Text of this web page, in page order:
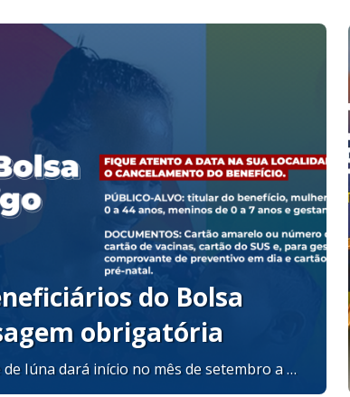
do Bolsa
obrigatória
A Secretaria de Saúde de Iúna dará início no mês de setembro a pesagem obrigatória para todos os beneficiários do Bolsa Família e do antigo Auxílio Brasil. Devem participar da pesagem o titular do benefício, mulheres de 0 a 44 anos, meninos de 0 a 7 anos e gestantes. Para a pesagem é necessário apresentar o cartão amarelo ou número do NIS, cartão de vacinas, cartão do SUS, e, para gestantes, comprovante de preventivo em dia e cartão do pré-natal. Confira nas imagens a data na sua localidade e evite o cancelamento do benefício. Setor de Comunicação Institucional comunicacao@iuna.es.gov.br